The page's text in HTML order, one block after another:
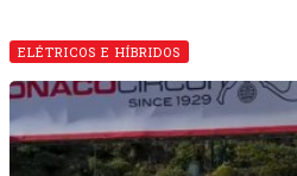
ELÉTRICOS E HÍBRIDOS